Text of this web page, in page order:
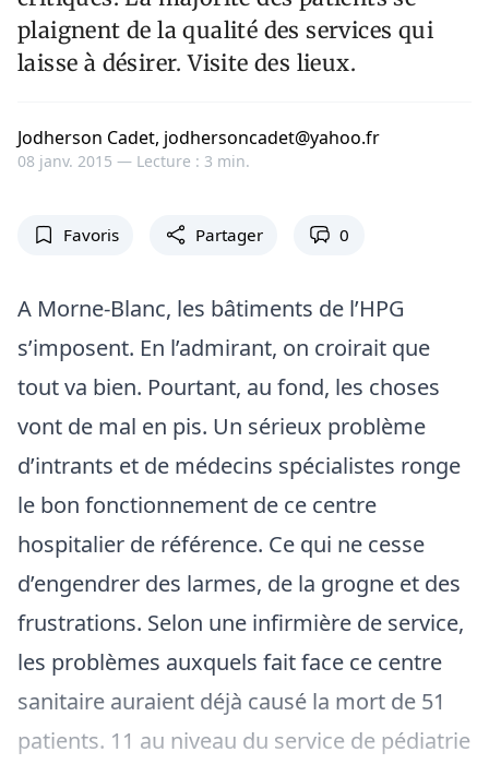
plaignent de la qualité des services qui
laisse à désirer. Visite des lieux.
Jodherson Cadet, jodhersoncadet@yahoo.fr
08 janv. 2015 — Lecture : 3 min.
Favoris Partager 0
A Morne-Blanc, les bâtiments de l’HPG
s’imposent. En l’admirant, on croirait que
tout va bien. Pourtant, au fond, les choses
vont de mal en pis. Un sérieux problème
d’intrants et de médecins spécialistes ronge
le bon fonctionnement de ce centre
hospitalier de référence. Ce qui ne cesse
d’engendrer des larmes, de la grogne et des
frustrations. Selon une infirmière de service,
les problèmes auxquels fait face ce centre
sanitaire auraient déjà causé la mort de 51
patients. 11 au niveau du service de pédiatrie